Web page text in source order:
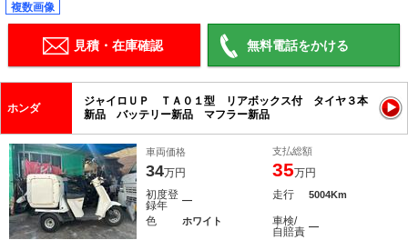
複数画像
見積・在庫確認 無料電話をかける
ホンダ
ジャイロＵＰ ＴＡ０１型 リアボックス付 タイヤ３本
新品 バッテリー新品 マフラー新品
車両価格
34万円
支払総額
35万円
初度登
録年
― 走行 5004Km
色 ホワイト
車検/
自賠責 ―